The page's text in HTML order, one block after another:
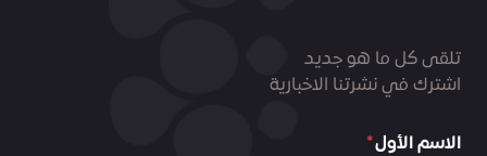
تلقى كل ما هو جديد
اشترك في نشرتنا الاخبارية
الاسم الأول